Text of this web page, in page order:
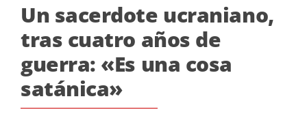
Un sacerdote ucraniano,
tras cuatro años de
guerra: «Es una cosa
satánica»